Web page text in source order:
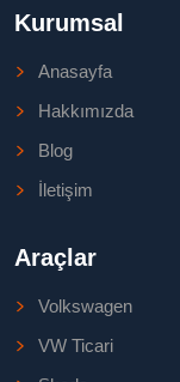
Kurumsal
Anasayfa
Hakkımızda
Blog
İletişim
Araçlar
Volkswagen
VW Ticari